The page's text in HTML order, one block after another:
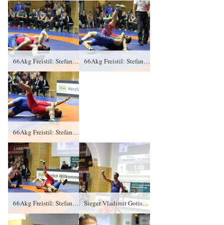
66Akg Freistil: Stefan Ivanov, KFC Leipzig gegen Vladimir Gotisan (blaues Trikot), RSV Rotation Greiz 0:4/TÜ/1:16/01:46 66Akg Freistil: Stefan Ivanov, KFC Leipzig gegen Vladimir Gotisan (blaues Trikot), RSV Rotation Greiz 0:4/TÜ/1:16/01:46
66Akg Freistil: Stefan Ivanov, KFC Leipzig gegen Vladimir Gotisan (blaues Trikot), RSV Rotation Greiz 0:4/TÜ/1:16/01:46
66Akg Freistil: Stefan Ivanov, KFC Leipzig gegen Vladimir Gotisan (blaues Trikot), RSV Rotation Greiz 0:4/TÜ/1:16/01:46 Sieger Vladimir Gotisan, RSV Rotation Greiz